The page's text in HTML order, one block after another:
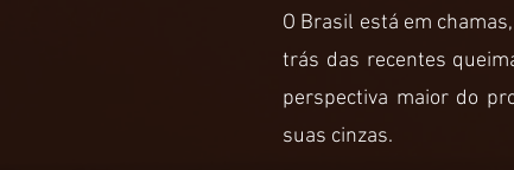
O Brasil está em
trás das recentes
perspectiva maior do
suas cinzas.